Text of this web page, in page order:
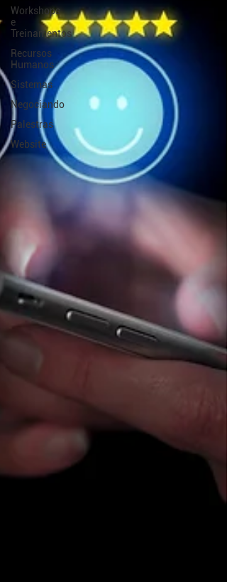
Workshops
e
Treinamentos
Recursos
Humanos
Sistemas
Negociando
Palestras
Website